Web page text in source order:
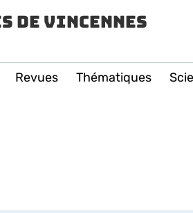
Vincennes
Revues Thématiques